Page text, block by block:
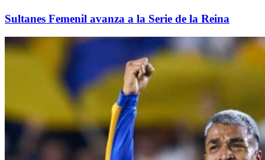
Sultanes Femenil avanza a la Serie de la Reina